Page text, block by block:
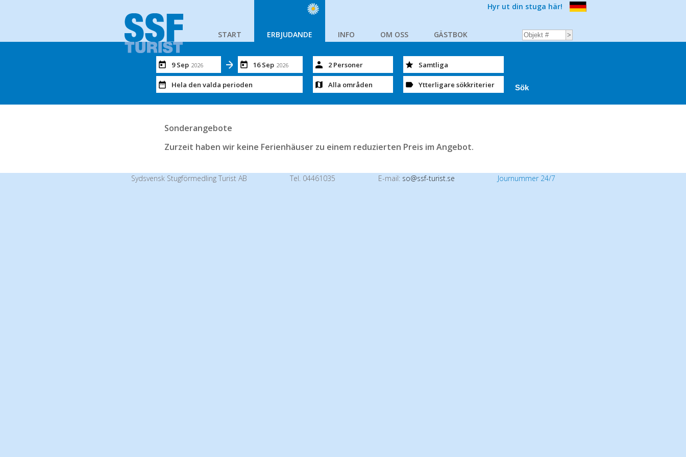
START ERBJUDANDE INFO OM OSS GÄSTBOK
Hyr ut din stuga här!
9 Sep 2026 16 Sep 2026
Hela den valda perioden
2 Personer
Alla områden
Samtliga
Ytterligare sökkriterier
Sonderangebote
Zurzeit haben wir keine Ferienhäuser zu einem reduzierten Preis im Angebot.
Sydsvensk Stugförmedling Turist AB Tel. 04461035 E-mail: so@ssf-turist.se Journummer 24/7